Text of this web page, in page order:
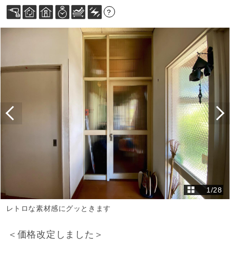
?
1 /28
レトロな素材感にグッときます
＜価格改定しました＞